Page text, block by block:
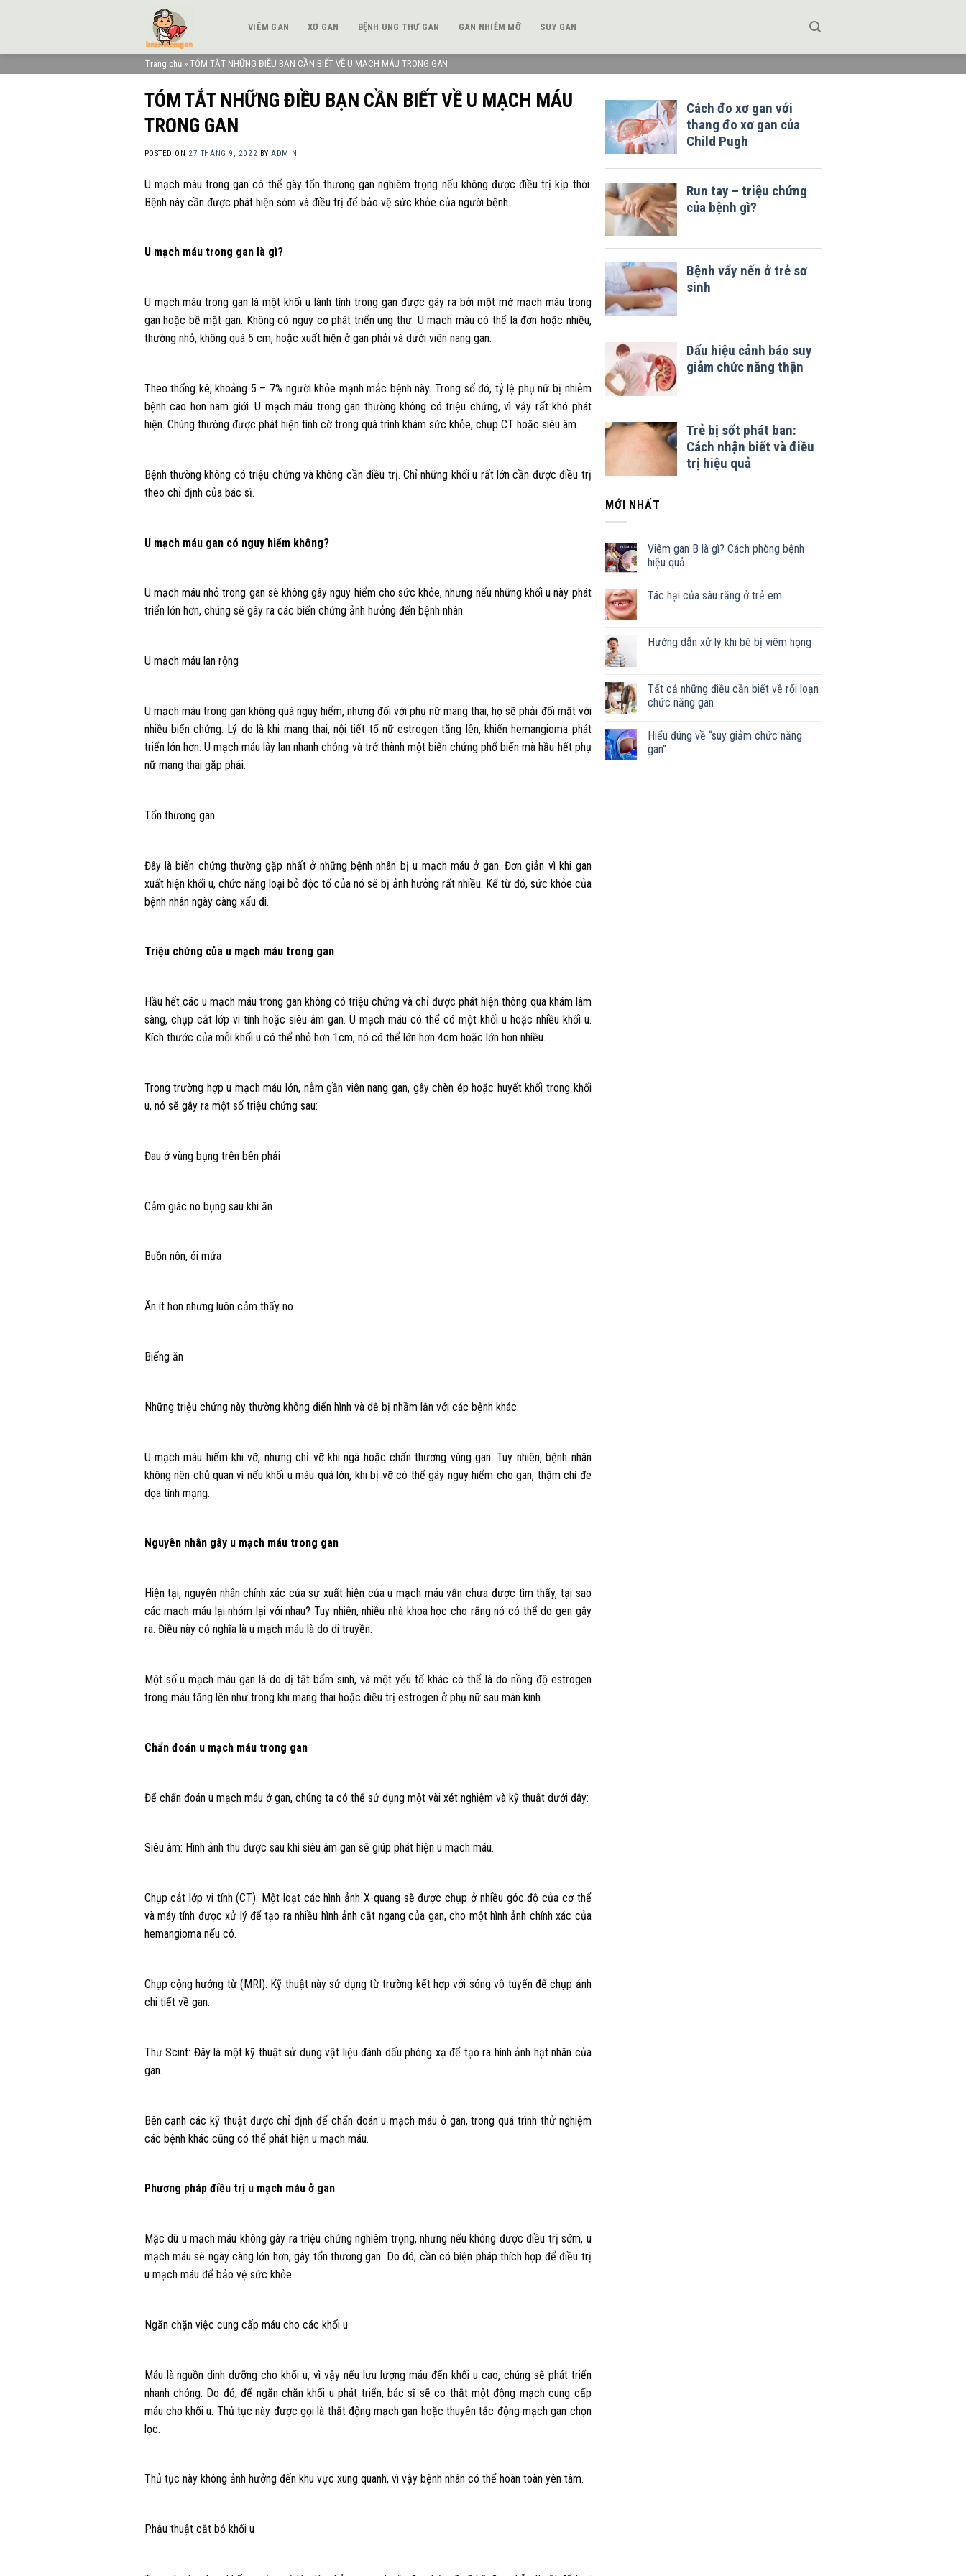
VIÊM GAN XƠ GAN BỆNH UNG THƯ GAN GAN NHIỄM MỠ SUY GAN
Trang chủ » TÓM TẮT NHỮNG ĐIỀU BẠN CẦN BIẾT VỀ U MẠCH MÁU TRONG GAN
TÓM TẮT NHỮNG ĐIỀU BẠN CẦN BIẾT VỀ U MẠCH MÁU
TRONG GAN
POSTED ON 27 THÁNG 9, 2022 BYADMIN
U mạch máu trong gan có thể gây tổn thương gan nghiêm trọng nếu không được điều trị kịp thời.
Bệnh này cần được phát hiện sớm và điều trị để bảo vệ sức khỏe của người bệnh.
U mạch máu trong gan là gì?
U mạch máu trong gan là một khối u lành tính trong gan được gây ra bởi một mớ mạch máu trong
gan hoặc bề mặt gan. Không có nguy cơ phát triển ung thư. U mạch máu có thể là đơn hoặc nhiều,
thường nhỏ, không quá 5 cm, hoặc xuất hiện ở gan phải và dưới viên nang gan.
Theo thống kê, khoảng 5 – 7% người khỏe mạnh mắc bệnh này. Trong số đó, tỷ lệ phụ nữ bị nhiễm
bệnh cao hơn nam giới. U mạch máu trong gan thường không có triệu chứng, vì vậy rất khó phát
hiện. Chúng thường được phát hiện tình cờ trong quá trình khám sức khỏe, chụp CT hoặc siêu âm.
Bệnh thường không có triệu chứng và không cần điều trị. Chỉ những khối u rất lớn cần được điều trị
theo chỉ định của bác sĩ.
U mạch máu gan có nguy hiểm không?
U mạch máu nhỏ trong gan sẽ không gây nguy hiểm cho sức khỏe, nhưng nếu những khối u này phát
triển lớn hơn, chúng sẽ gây ra các biến chứng ảnh hưởng đến bệnh nhân.
U mạch máu lan rộng
U mạch máu trong gan không quá nguy hiểm, nhưng đối với phụ nữ mang thai, họ sẽ phải đối mặt với
nhiều biến chứng. Lý do là khi mang thai, nội tiết tố nữ estrogen tăng lên, khiến hemangioma phát
triển lớn hơn. U mạch máu lây lan nhanh chóng và trở thành một biến chứng phổ biến mà hầu hết phụ
nữ mang thai gặp phải.
Tổn thương gan
Đây là biến chứng thường gặp nhất ở những bệnh nhân bị u mạch máu ở gan. Đơn giản vì khi gan
xuất hiện khối u, chức năng loại bỏ độc tố của nó sẽ bị ảnh hưởng rất nhiều. Kể từ đó, sức khỏe của
bệnh nhân ngày càng xấu đi.
Triệu chứng của u mạch máu trong gan
Hầu hết các u mạch máu trong gan không có triệu chứng và chỉ được phát hiện thông qua khám lâm
sàng, chụp cắt lớp vi tính hoặc siêu âm gan. U mạch máu có thể có một khối u hoặc nhiều khối u.
Kích thước của mỗi khối u có thể nhỏ hơn 1cm, nó có thể lớn hơn 4cm hoặc lớn hơn nhiều.
Trong trường hợp u mạch máu lớn, nằm gần viên nang gan, gây chèn ép hoặc huyết khối trong khối
u, nó sẽ gây ra một số triệu chứng sau:
Đau ở vùng bụng trên bên phải
Cảm giác no bụng sau khi ăn
Buồn nôn, ói mửa
Ăn ít hơn nhưng luôn cảm thấy no
Biếng ăn
Những triệu chứng này thường không điển hình và dễ bị nhầm lẫn với các bệnh khác.
U mạch máu hiếm khi vỡ, nhưng chỉ vỡ khi ngã hoặc chấn thương vùng gan. Tuy nhiên, bệnh nhân
không nên chủ quan vì nếu khối u máu quá lớn, khi bị vỡ có thể gây nguy hiểm cho gan, thậm chí đe
dọa tính mạng.
Nguyên nhân gây u mạch máu trong gan
Hiện tại, nguyên nhân chính xác của sự xuất hiện của u mạch máu vẫn chưa được tìm thấy, tại sao
các mạch máu lại nhóm lại với nhau? Tuy nhiên, nhiều nhà khoa học cho rằng nó có thể do gen gây
ra. Điều này có nghĩa là u mạch máu là do di truyền.
Một số u mạch máu gan là do dị tật bẩm sinh, và một yếu tố khác có thể là do nồng độ estrogen
trong máu tăng lên như trong khi mang thai hoặc điều trị estrogen ở phụ nữ sau mãn kinh.
Chẩn đoán u mạch máu trong gan
Để chẩn đoán u mạch máu ở gan, chúng ta có thể sử dụng một vài xét nghiệm và kỹ thuật dưới đây:
Siêu âm: Hình ảnh thu được sau khi siêu âm gan sẽ giúp phát hiện u mạch máu.
Chụp cắt lớp vi tính (CT): Một loạt các hình ảnh X-quang sẽ được chụp ở nhiều góc độ của cơ thể
và máy tính được xử lý để tạo ra nhiều hình ảnh cắt ngang của gan, cho một hình ảnh chính xác của
hemangioma nếu có.
Chụp cộng hưởng từ (MRI): Kỹ thuật này sử dụng từ trường kết hợp với sóng vô tuyến để chụp ảnh
chi tiết về gan.
Thư Scint: Đây là một kỹ thuật sử dụng vật liệu đánh dấu phóng xạ để tạo ra hình ảnh hạt nhân của
gan.
Bên cạnh các kỹ thuật được chỉ định để chẩn đoán u mạch máu ở gan, trong quá trình thử nghiệm
các bệnh khác cũng có thể phát hiện u mạch máu.
Phương pháp điều trị u mạch máu ở gan
Mặc dù u mạch máu không gây ra triệu chứng nghiêm trọng, nhưng nếu không được điều trị sớm, u
mạch máu sẽ ngày càng lớn hơn, gây tổn thương gan. Do đó, cần có biện pháp thích hợp để điều trị
u mạch máu để bảo vệ sức khỏe.
Ngăn chặn việc cung cấp máu cho các khối u
Máu là nguồn dinh dưỡng cho khối u, vì vậy nếu lưu lượng máu đến khối u cao, chúng sẽ phát triển
nhanh chóng. Do đó, để ngăn chặn khối u phát triển, bác sĩ sẽ co thắt một động mạch cung cấp
máu cho khối u. Thủ tục này được gọi là thắt động mạch gan hoặc thuyên tắc động mạch gan chọn
lọc.
Thủ tục này không ảnh hưởng đến khu vực xung quanh, vì vậy bệnh nhân có thể hoàn toàn yên tâm.
Phẫu thuật cắt bỏ khối u
MỚI NHẤT
Viêm gan B là gì? Cách phòng bệnh
hiệu quả
Tác hại của sâu răng ở trẻ em
Hướng dẫn xử lý khi bé bị viêm họng
Tất cả những điều cần biết về rối loạn
chức năng gan
Hiểu đúng về “suy giảm chức năng
gan”